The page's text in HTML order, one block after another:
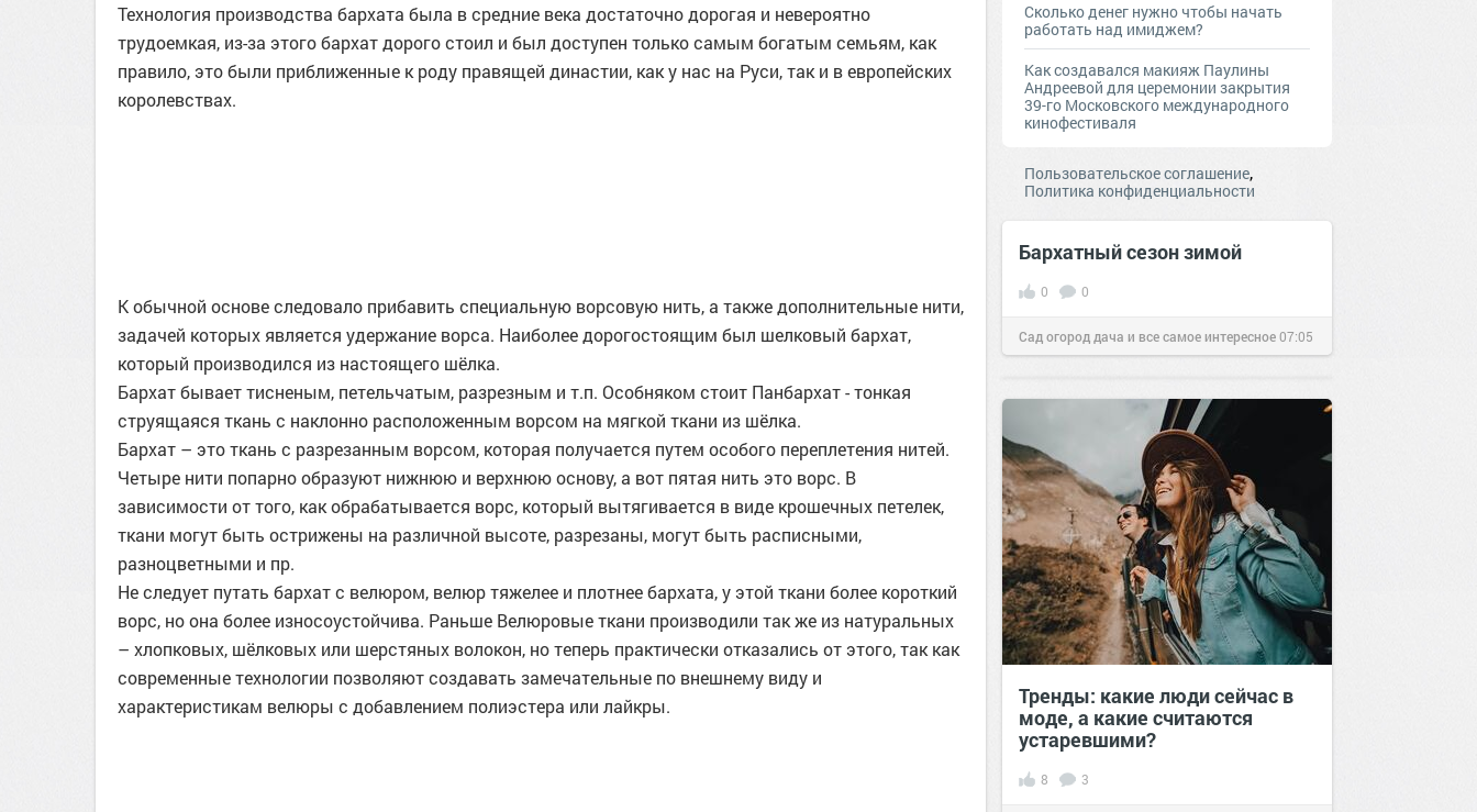
Технология производства бархата была в средние века достаточно дорогая и невероятно
трудоемкая, из-за этого бархат дорого стоил и был доступен только самым богатым семьям, как
правило, это были приближенные к роду правящей династии, как у нас на Руси, так и в европейских
королевствах.
К обычной основе следовало прибавить специальную ворсовую нить, а также дополнительные нити,
задачей которых является удержание ворса. Наиболее дорогостоящим был шелковый бархат,
который производился из настоящего шёлка.
Бархат бывает тисненым, петельчатым, разрезным и т.п. Особняком стоит Панбархат - тонкая
струящаяся ткань с наклонно расположенным ворсом на мягкой ткани из шёлка.
Бархат – это ткань с разрезанным ворсом, которая получается путем особого переплетения нитей.
Четыре нити попарно образуют нижнюю и верхнюю основу, а вот пятая нить это ворс. В
зависимости от того, как обрабатывается ворс, который вытягивается в виде крошечных петелек,
ткани могут быть острижены на различной высоте, разрезаны, могут быть расписными,
разноцветными и пр.
Не следует путать бархат с велюром, велюр тяжелее и плотнее бархата, у этой ткани более короткий
ворс, но она более износоустойчива. Раньше Велюровые ткани производили так же из натуральных
– хлопковых, шёлковых или шерстяных волокон, но теперь практически отказались от этого, так как
современные технологии позволяют создавать замечательные по внешнему виду и
характеристикам велюры с добавлением полиэстера или лайкры.
Сколько денег нужно чтобы начать
работать над имиджем?
Как создавался макияж Паулины
Андреевой для церемонии закрытия
39-го Московского международного
кинофестиваля
Пользовательское соглашение,
Политика конфиденциальности
Бархатный сезон зимой
0 0
Сад огород дача и все самое интересное07:05
Тренды: какие люди сейчас в
моде, а какие считаются
устаревшими?
8 3